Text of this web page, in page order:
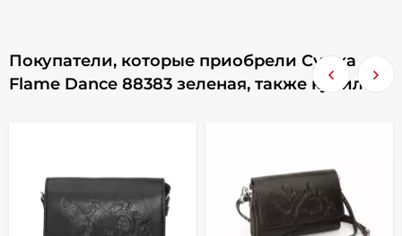
Покупатели, которые приобрели Сумка
Flame Dance 88383 зеленая, также купили